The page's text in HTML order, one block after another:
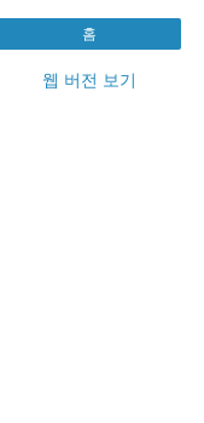
홈
웹 버전 보기